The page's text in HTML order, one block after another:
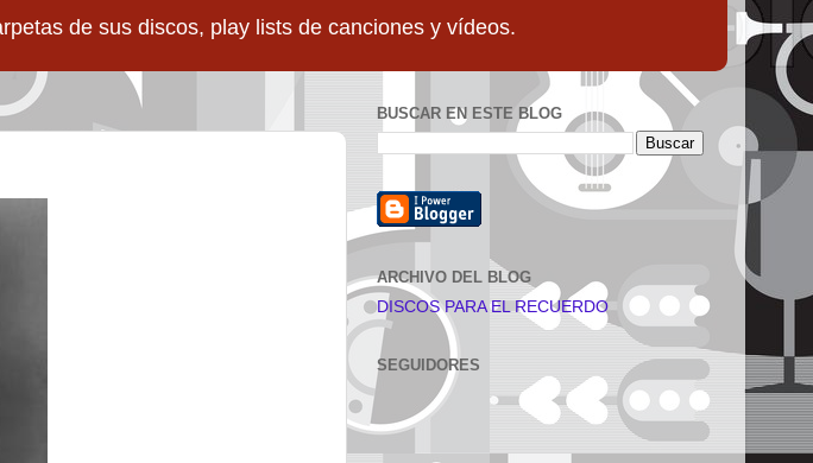
de sus discos, play lists de canciones y vídeos.
BUSCAR EN ESTE BLOG
ARCHIVO DEL BLOG
DISCOS PARA EL RECUERDO
SEGUIDORES